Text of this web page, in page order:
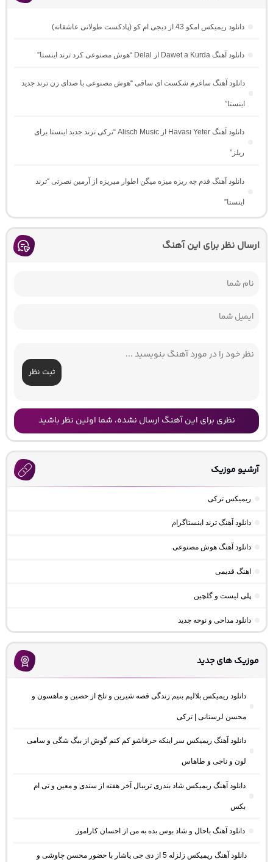
دانلود ریمیکس امکو 43 از دیجی ام کو (پادکست طولانی عاشقانه)
دانلود آهنگ Dawet a Kurda از Delal “هوش مصنوعی کرد ترند اینستا”
دانلود آهنگ ساغرم شکست ای ساقی “هوش مصنوعی با صدای زن ترند جدید
اینستا”
دانلود آهنگ Havası Yeter از Alisch Music “ترکی ترند جدید اینستا برای
ریلز”
دانلود آهنگ ﻗﺪم ﭼﻪ رﻳﺰه ﻣﻴﺰه ﻣﻴﮕﻦ اﻃﻮار ﻣﻴﺮﻳﺰه از آرمین نصرتی “ترند
اینستا”
ارسال نظر برای این آهنگ
ثبت نظر
نظری برای این آهنگ ارسال نشده، شما اولین نظر باشید
آرشیو موزیک
ریمیکس ترکی
دانلود آهنگ ترند اینستاگرام
دانلود آهنگ هوش مصنوعی
اهنگ قدیمی
پلی لیست و گلچین
دانلود مداحی و نوحه جدید
موزیک های جدید
دانلود ریمیکس بلالیم بنیم زندگی قصه شیرین و تلخ از حصین و ماهسون و
محسن لرستانی | ترکی
دانلود آهنگ ریمیکس سر اینکه حرفاشو کم کنم گوش از بیگ شگی و سامی
لون و ناجی و طاهاس
دانلود آهنگ ریمیکس شاد بندری تریبال آخر هفته از سندی و معین و تی ام
بکس
دانلود آهنگ باحال و شاد بوس بده به من از احسان کاراموز
دانلود آهنگ ریمیکس زلزله 5 از دی جی یاشار با حضور محسن چاوشی و